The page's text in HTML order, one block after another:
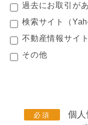
過去にお取引が
検索サイト（
不動産情報サイ
その他
個